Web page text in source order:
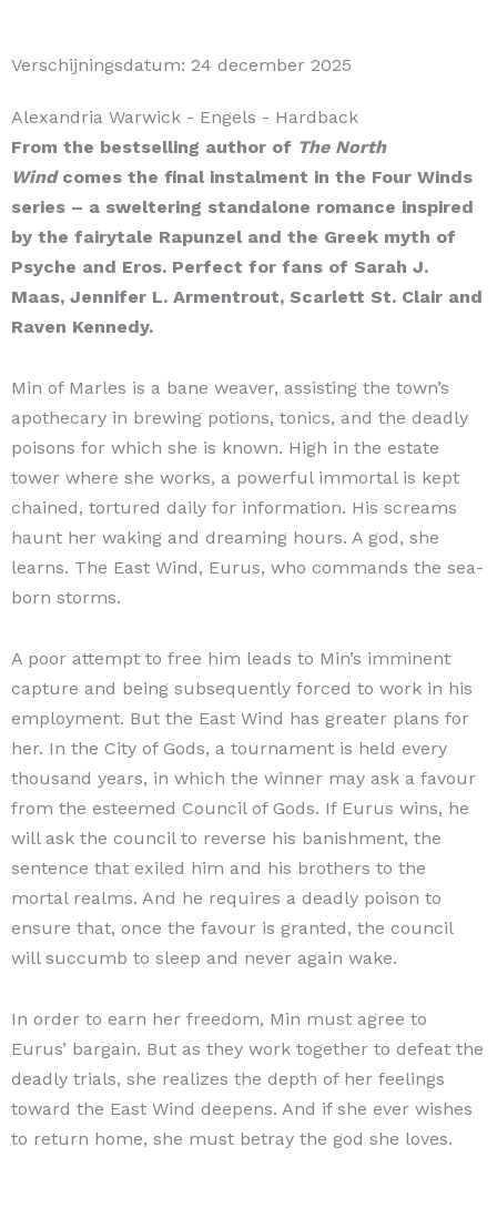
Verschijningsdatum: 24 december 2025
Alexandria Warwick - Engels - Hardback
From the bestselling author of The North
Windcomes the final instalment in the Four Winds
series – a sweltering standalone romance inspired
by the fairytale Rapunzel and the Greek myth of
Psyche and Eros. Perfect for fans of Sarah J.
Maas, Jennifer L. Armentrout, Scarlett St. Clair and
Raven Kennedy.
Min of Marles is a bane weaver, assisting the town’s
apothecary in brewing potions, tonics, and the deadly
poisons for which she is known. High in the estate
tower where she works, a powerful immortal is kept
chained, tortured daily for information. His screams
haunt her waking and dreaming hours. A god, she
learns. The East Wind, Eurus, who commands the sea-
born storms.
A poor attempt to free him leads to Min’s imminent
capture and being subsequently forced to work in his
employment. But the East Wind has greater plans for
her. In the City of Gods, a tournament is held every
thousand years, in which the winner may ask a favour
from the esteemed Council of Gods. If Eurus wins, he
will ask the council to reverse his banishment, the
sentence that exiled him and his brothers to the
mortal realms. And he requires a deadly poison to
ensure that, once the favour is granted, the council
will succumb to sleep and never again wake.
In order to earn her freedom, Min must agree to
Eurus’ bargain. But as they work together to defeat the
deadly trials, she realizes the depth of her feelings
toward the East Wind deepens. And if she ever wishes
to return home, she must betray the god she loves.